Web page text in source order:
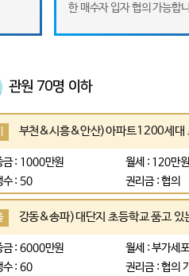
한 매수자 입자 협의 가능합
관원 70명 이하
부천&시흥&안산)아파트1200세대
금 : 1000만원 월세 : 120만원
수 : 50
권리금 : 협의
강동&송파)대단지 초등학교 품고 있
금 : 6000만원 월세 : 부가세
수 : 60
권리금 : 협의